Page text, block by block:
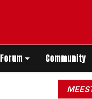
Forum Community